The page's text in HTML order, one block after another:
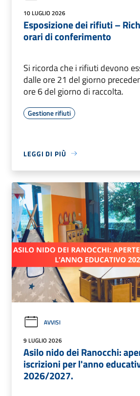
10 LUGLIO 2026
Esposizione dei rifiuti –
orari di conferimento
Si ricorda che i rifiuti devono
dalle ore 21 del giorno
ore 6 del giorno di raccolta.
Gestione rifiuti
LEGGI DI PIÙ
AVVISI
9 LUGLIO 2026
Asilo nido dei Ranocchi:
iscrizioni per l'anno
2026/2027.